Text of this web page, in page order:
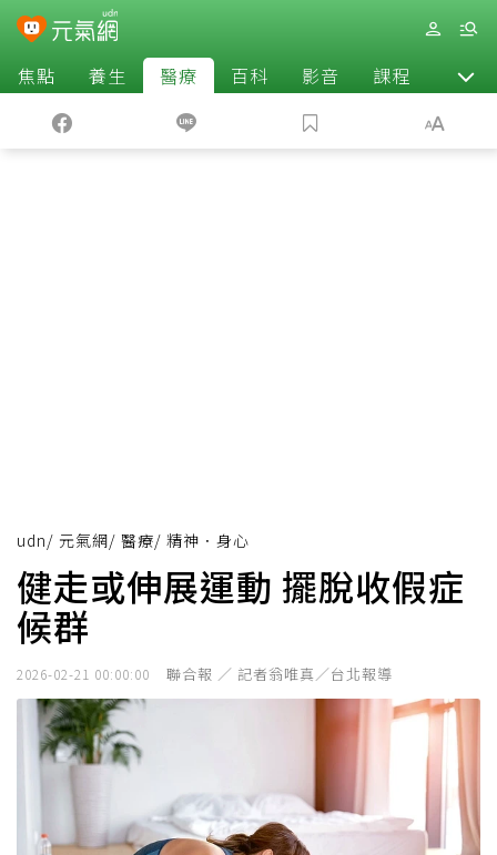
焦點 養生 醫療 百科 影音 課程 退休
udn/ 元氣網/ 醫療/ 精神．身心
健走或伸展運動 擺脫收假症
候群
2026-02-21 00:00:00 聯合報 ／ 記者翁唯真／台北報導